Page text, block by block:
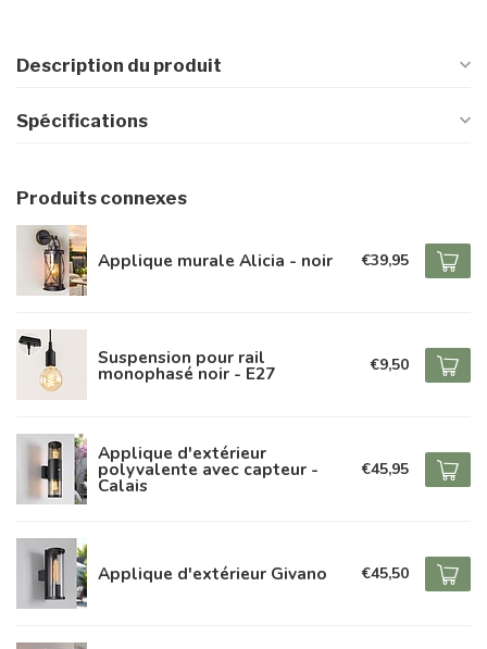
Description du produit
Spécifications
Produits connexes
Applique murale Alicia - noir €39,95
Suspension pour rail
monophasé noir - E27 €9,50
Applique d'extérieur
polyvalente avec capteur -
Calais
€45,95
Applique d'extérieur Givano €45,50